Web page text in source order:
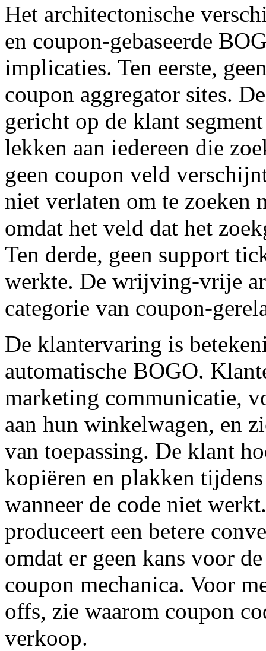
Het architectonische
en coupon-gebaseerde
implicaties. Ten eerste,
coupon aggregator sites.
gericht op de klant
lekken aan iedereen die
geen coupon veld
niet verlaten om te zoeken
omdat het veld dat het
Ten derde, geen support
werkte. De wrijving-vrije
categorie van coupon-
De klantervaring is
automatische BOGO.
marketing communicatie,
aan hun winkelwagen, en
van toepassing. De klant
kopiëren en plakken
wanneer de code niet
produceert een betere
omdat er geen kans voor
coupon mechanica. Voor
offs, zie waarom coupon
verkoop.